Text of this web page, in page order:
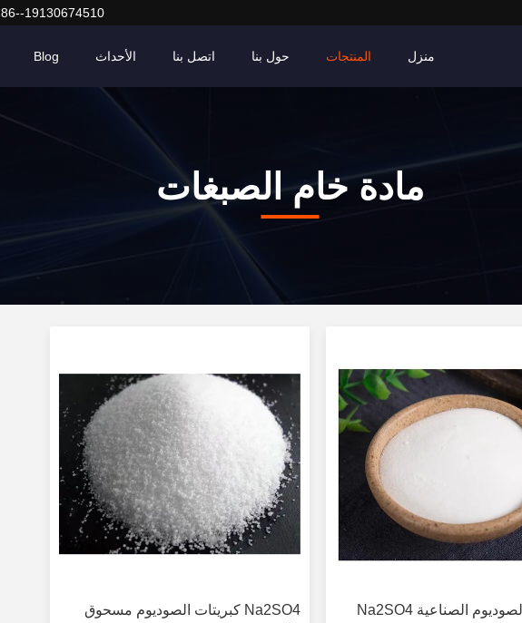
86--19130674510
منزل المنتجات حول بنا اتصل بنا الأحداث Blog
مادة خام الصبغات
كبريتات الصوديوم الصناعية Na2SO4
Na2SO4 كبريتات الصوديوم مسحوق